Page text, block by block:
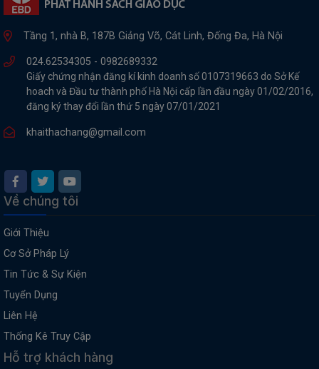
Tầng 1, nhà B, 187B Giảng Võ, Cát Linh, Đống Đa, Hà Nội
024.62534305 - 0982689332
Giấy chứng nhận đăng kí kinh doanh số 0107319663 do Sở Kế
hoach và Đầu tư thành phố Hà Nội cấp lần đầu ngày 01/02/2016,
đăng ký thay đổi lần thứ 5 ngày 07/01/2021
khaithachang@gmail.com
Về chúng tôi
Giới Thiệu
Cơ Sở Pháp Lý
Tin Tức & Sự Kiện
Tuyển Dụng
Liên Hệ
Thống Kê Truy Cập
Hỗ trợ khách hàng